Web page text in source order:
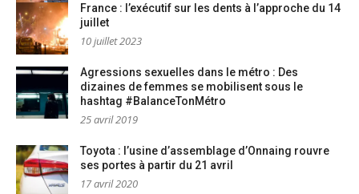
France : l’exécutif sur les dents à l’approche du 14
juillet
10 juillet 2023
Agressions sexuelles dans le métro : Des
dizaines de femmes se mobilisent sous le
hashtag #BalanceTonMétro
25 avril 2019
Toyota : l’usine d’assemblage d’Onnaing rouvre
ses portes à partir du 21 avril
17 avril 2020